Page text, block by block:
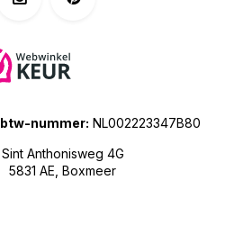
Sint Anthonisweg 4G
5831 AE, Boxmeer
btw-nummer: NL002223347B80